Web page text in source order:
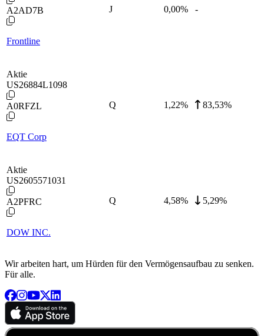
A2AD7B
Frontline
J 0,00% -
Aktie
US26884L1098
A0RFZL
EQT Corp
Q 1,22% 83,53%
Aktie
US2605571031
A2PFRC
DOW INC.
Q 4,58% 5,29%
Wir arbeiten hart, um Hürden für den Vermögensaufbau zu senken.
Für alle.